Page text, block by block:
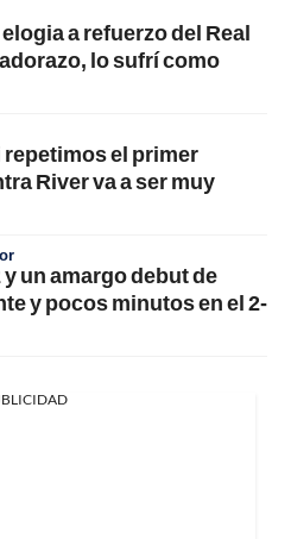
a refuerzo del Real
lo sufrí como
el primer
River va a ser muy
un amargo debut de
y pocos minutos en el 2-